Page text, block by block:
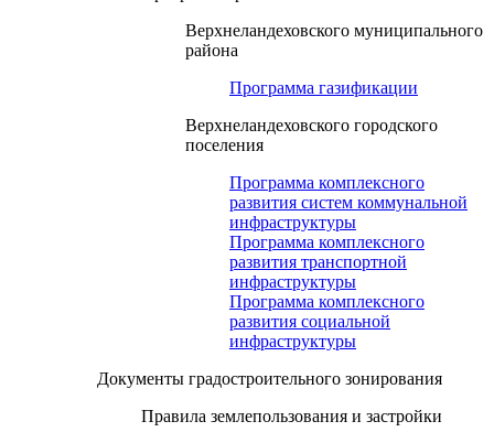
Верхнеландеховского муниципального
района
Программа газификации
Верхнеландеховского городского
поселения
Программа комплексного
развития систем коммунальной
инфраструктуры
Программа комплексного
развития транспортной
инфраструктуры
Программа комплексного
развития социальной
инфраструктуры
Документы градостроительного зонирования
Правила землепользования и застройки